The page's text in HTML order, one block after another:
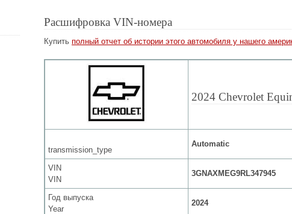
Расшифровка VIN-номера
Купить полный отчет об истории этого автомобиля у нашего
2024 Chevrolet
transmission_type
Automatic
VIN
VIN
3GNAXMEG9RL347945
Год выпуска
Year
2024